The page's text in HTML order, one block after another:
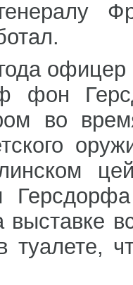
фон
во
выставке
туалете,